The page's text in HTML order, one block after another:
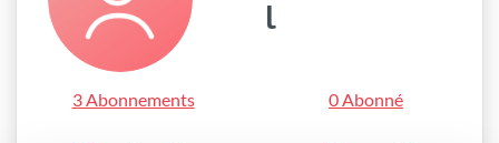
l
3 Abonnements 0 Abonné